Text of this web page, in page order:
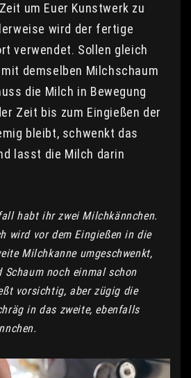
um Euer Kunstwerk zu
wird der fertige
verwendet. Sollen gleich
demselben Milchschaum
die Milch in Bewegung
Zeit bis zum Eingießen der
bleibt, schwenkt das
lasst die Milch darin
habt ihr zwei Milchkännchen.
wird vor dem Eingießen in die
Milchkanne umgeschwenkt,
noch einmal schon
vorsichtig, aber zügig die
in das zweite, ebenfalls